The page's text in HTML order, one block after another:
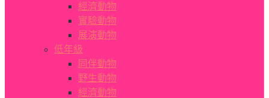
經濟動物
實驗動物
展演動物
低年級
同伴動物
野生動物
經濟動物